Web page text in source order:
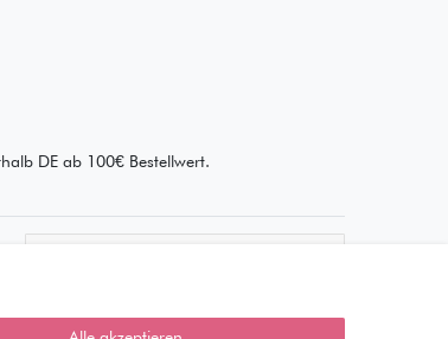
DE ab 100€ Bestellwert.
abholen?